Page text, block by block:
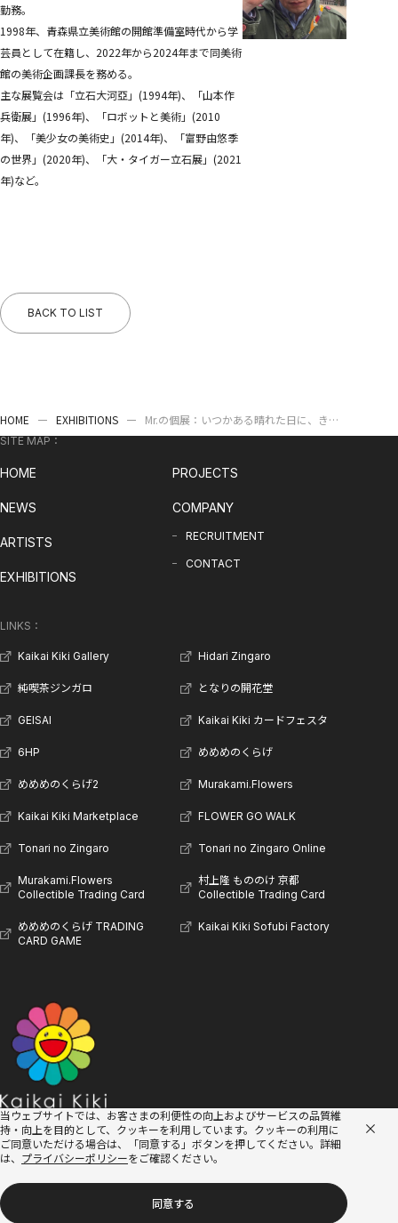
勤務。
1998年、青森県立美術館の開館準備室時代から学
芸員として在籍し、2022年から2024年まで同美術
館の美術企画課長を務める。
主な展覧会は「立石大河亞」(1994年)、「山本作
兵衛展」(1996年)、「ロボットと美術」(2010
年)、「美少女の美術史」(2014年)、「富野由悠季
の世界」(2020年)、「大・タイガー立石展」(2021
年)など。
BACK TO LIST
HOME EXHIBITIONS
Mr.の個展：いつかある晴れた日に、きっ
とまた会えるでしょう。
SITE MAP：
HOME
NEWS
ARTISTS
EXHIBITIONS
PROJECTS
COMPANY
RECRUITMENT
CONTACT
LINKS：
Kaikai Kiki Gallery Hidari Zingaro
純喫茶ジンガロ となりの開花堂
GEISAI Kaikai Kiki カードフェスタ
6HP めめめのくらげ
めめめのくらげ2 Murakami.Flowers
Kaikai Kiki Marketplace FLOWER GO WALK
Tonari no Zingaro Tonari no Zingaro Online
Murakami.Flowers
Collectible Trading Card
村上隆 もののけ 京都
Collectible Trading Card
めめめのくらげ TRADING
CARD GAME
Kaikai Kiki Sofubi Factory
PRIVACY POLICY © Kaikai Kiki Co., Ltd.
当ウェブサイトでは、お客さまの利便性の向上およびサービスの品質維
持・向上を目的として、クッキーを利用しています。 クッキーの利用に
ご同意いただける場合は、「同意する」ボタンを押してください。詳細
は、 プライバシーポリシーをご確認ください。
同意する